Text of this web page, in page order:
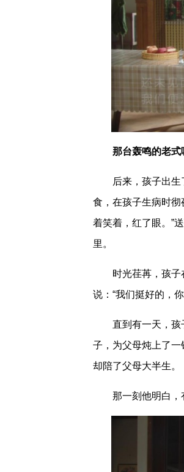
那台轰鸣的老式
后来，孩子出
食，在孩子生病时
着笑着，红了眼。”
里。
时光荏苒，孩
说：“我们挺好的，
直到有一天，
子，为父母炖上了一
却陪了父母大半生。
那一刻他明白，